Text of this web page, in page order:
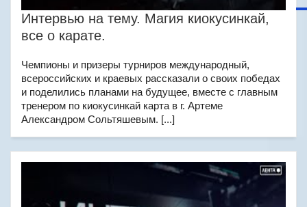
Интервью на тему. Магия киокусинкай,
все о карате.
Чемпионы и призеры турниров международный,
всероссийских и краевых рассказали о своих победах
и поделились планами на будущее, вместе с главным
тренером по киокусинкай карта в г. Артеме
Александром Сольтяшевым. [...]